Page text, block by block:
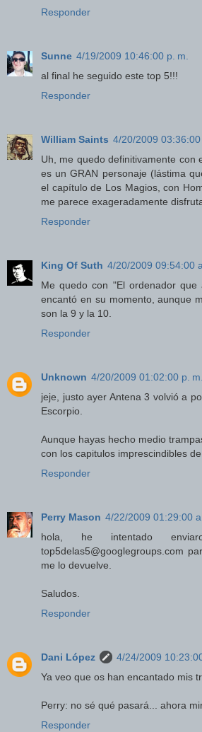
Responder
Sunne 4/19/2009 10:46:00 p. m.
al final he seguido este top 5!!!
Responder
William Saints 4/20/2009 03:36:00
Uh, me quedo definitivamente con
es un GRAN personaje (lástima
el capítulo de Los Magios, con
me parece exageradamente
Responder
King Of Suth 4/20/2009 09:54:00
Me quedo con "El ordenador que
encantó en su momento, aunque
son la 9 y la 10.
Responder
Unknown 4/20/2009 01:02:00 p. m.
jeje, justo ayer Antena 3 volvió a
Escorpio.
Aunque hayas hecho medio
con los capitulos imprescindibles
Responder
Perry Mason 4/22/2009 01:29:00
hola, he intentado
top5delas5@googlegroups.com
me lo devuelve.
Saludos.
Responder
Dani López
4/24/2009
Ya veo que os han encantado mis
Perry: no sé qué pasará... ahora
Responder